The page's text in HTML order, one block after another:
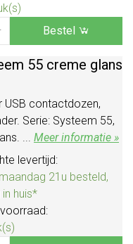
Bestel
55 creme glans
USB contactdozen,
Serie: Systeem 55,
... Meer informatie »
levertijd:
21u besteld,
huis*